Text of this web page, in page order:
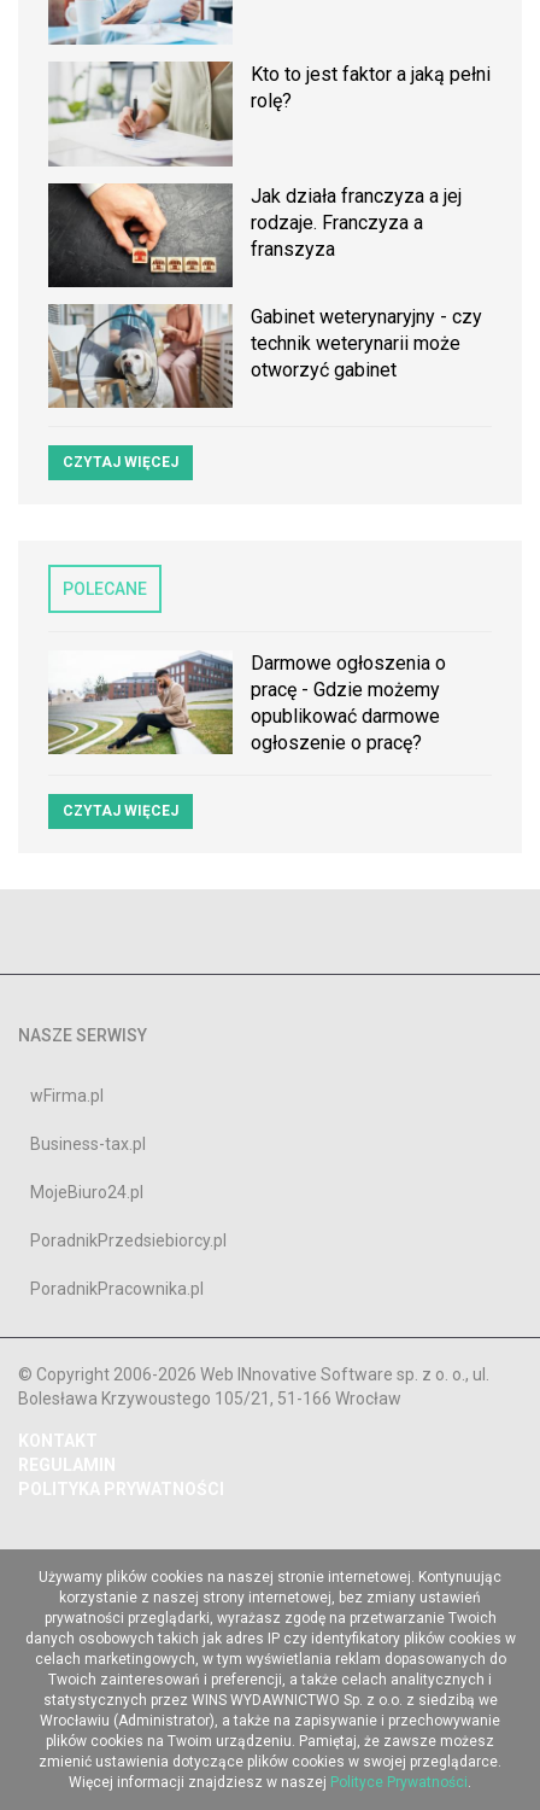
Kto to jest faktor a jaką pełni
rolę?
Jak działa franczyza a jej
rodzaje. Franczyza a
franszyza
Gabinet weterynaryjny - czy
technik weterynarii może
otworzyć gabinet
CZYTAJ WIĘCEJ
POLECANE
Darmowe ogłoszenia o
pracę - Gdzie możemy
opublikować darmowe
ogłoszenie o pracę?
CZYTAJ WIĘCEJ
NASZE SERWISY
wFirma.pl
Business-tax.pl
MojeBiuro24.pl
PoradnikPrzedsiebiorcy.pl
PoradnikPracownika.pl
© Copyright 2006-2026 Web INnovative Software sp. z o. o., ul.
Bolesława Krzywoustego 105/21, 51-166 Wrocław
KONTAKT
REGULAMIN
POLITYKA PRYWATNOŚCI
Używamy plików cookies na naszej stronie internetowej. Kontynuując
korzystanie z naszej strony internetowej, bez zmiany ustawień
prywatności przeglądarki, wyrażasz zgodę na przetwarzanie Twoich
danych osobowych takich jak adres IP czy identyfikatory plików cookies w
celach marketingowych, w tym wyświetlania reklam dopasowanych do
Twoich zainteresowań i preferencji, a także celach analitycznych i
statystycznych przez WINS WYDAWNICTWO Sp. z o.o. z siedzibą we
Wrocławiu (Administrator), a także na zapisywanie i przechowywanie
plików cookies na Twoim urządzeniu. Pamiętaj, że zawsze możesz
zmienić ustawienia dotyczące plików cookies w swojej przeglądarce.
Więcej informacji znajdziesz w naszej Polityce Prywatności.